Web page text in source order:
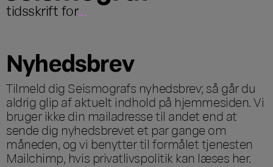
tidsskrift for...
Nyhedsbrev
Tilmeld dig Seismografs nyhedsbrev; så går du
aldrig glip af aktuelt indhold på hjemmesiden. Vi
bruger ikke din mailadresse til andet end at
sende dig nyhedsbrevet et par gange om
måneden, og vi benytter til formålet tjenesten
Mailchimp, hvis privatlivspolitik kan læses her.